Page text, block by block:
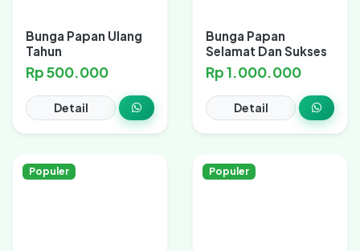
Bunga Papan Ulang
Tahun
Rp 500.000
Detail
Bunga Papan
Selamat Dan Sukses
Rp 1.000.000
Detail
Populer Populer